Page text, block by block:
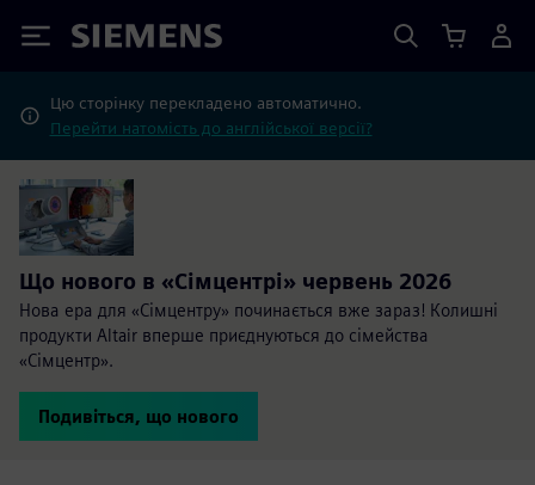
Siemens
Цю сторінку перекладено автоматично.
Перейти натомість до англійської версії?
Що нового в «Сімцентрі» червень 2026
Нова ера для «Сімцентру» починається вже зараз! Колишні
продукти Altair вперше приєднуються до сімейства
«Сімцентр».
Подивіться, що нового